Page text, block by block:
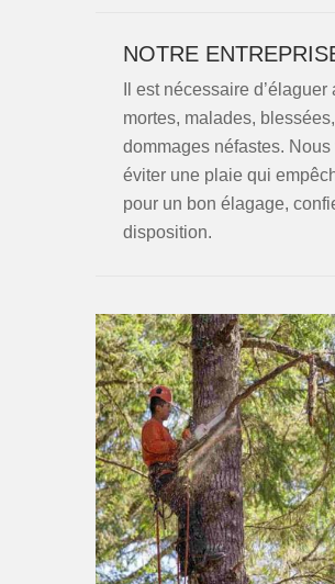
NOTRE
Il est nécessaire
mortes, malades,
dommages néfastes.
éviter une plaie qui
pour un bon élagage,
disposition.